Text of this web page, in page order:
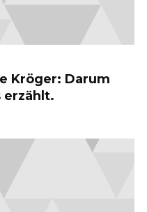
Kröger: Darum
erzählt.